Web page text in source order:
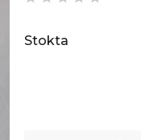
Stokta